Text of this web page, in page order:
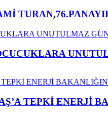
TEPKİ